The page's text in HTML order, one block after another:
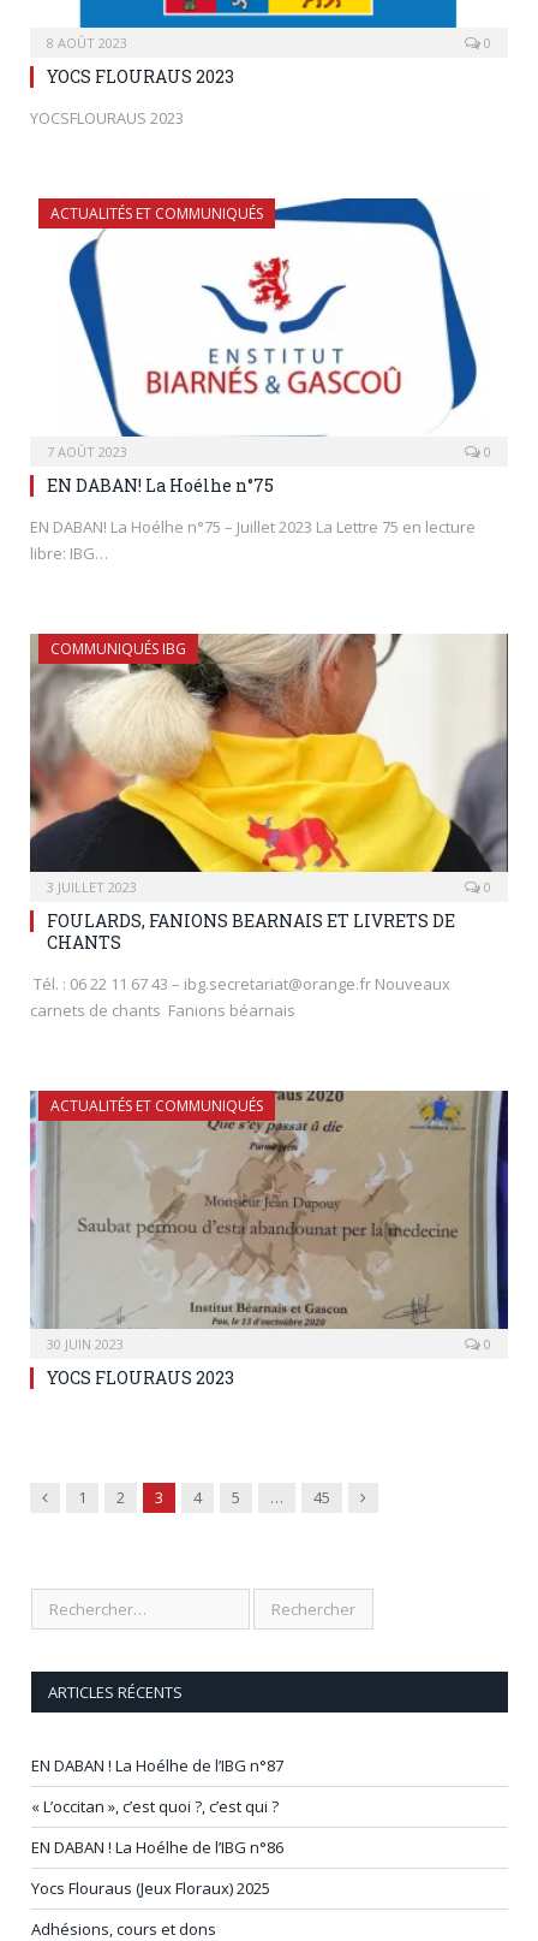
8 AOÛT 2023 0
YOCS FLOURAUS 2023
YOCSFLOURAUS 2023
ACTUALITÉS ET COMMUNIQUÉS
7 AOÛT 2023 0
EN DABAN! La Hoélhe n°75
EN DABAN! La Hoélhe n°75 – Juillet 2023 La Lettre 75 en lecture
libre: IBG…
COMMUNIQUÉS IBG
3 JUILLET 2023 0
FOULARDS, FANIONS BEARNAIS ET LIVRETS DE
CHANTS
Tél. : 06 22 11 67 43 – ibg.secretariat@orange.fr Nouveaux
carnets de chants Fanions béarnais
ACTUALITÉS ET COMMUNIQUÉS
30 JUIN 2023 0
YOCS FLOURAUS 2023
Previous
1 2 3 4 5 … 45 Next
ARTICLES RÉCENTS
EN DABAN ! La Hoélhe de l’IBG n°87
« L’occitan », c’est quoi ?, c’est qui ?
EN DABAN ! La Hoélhe de l’IBG n°86
Yocs Flouraus (Jeux Floraux) 2025
Adhésions, cours et dons